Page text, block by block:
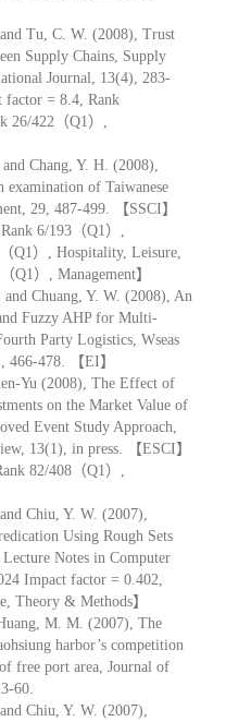
Tu, C. W. (2008), Trust
Supply Chains, Supply
Journal, 13(4), 283-
factor = 8.4, Rank
26/422（Q1）,
Chang, Y. H. (2008),
of Taiwanese
29, 487-499. 【SSCI】
6/193（Q1）,
Q1）, Hospitality, Leisure,
Q1）, Management】
Chuang, Y. W. (2008), An
Fuzzy AHP for Multi-
Party Logistics, Wseas
466-478. 【EI】
Yu (2008), The Effect of
on the Market Value of
Event Study Approach,
13(1), in press. 【ESCI】
82/408（Q1）,
Chiu, Y. W. (2007),
Using Rough Sets
Notes in Computer
Impact factor = 0.402,
Theory & Methods】
M. M. (2007), The
harbor’s competition
free port area, Journal of
60.
Chiu, Y. W. (2007),